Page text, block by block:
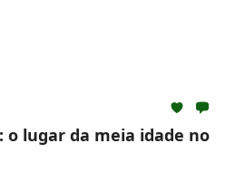
o lugar da meia idade no